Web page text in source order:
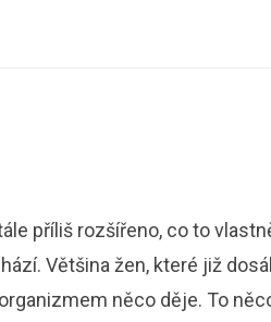
příliš rozšířeno, co to
Většina žen, které již
něco děje. To